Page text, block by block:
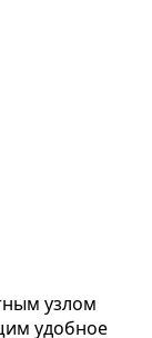
узлом
удобное